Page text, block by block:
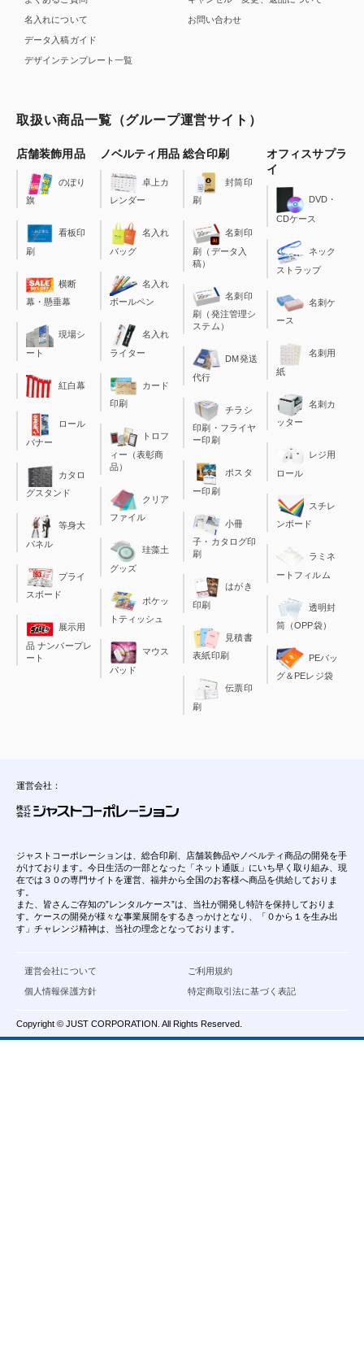
名入れについて
データ入稿ガイド
デザインテンプレート一覧
お問い合わせ
取扱い商品一覧（グループ運営サイト）
店舗装飾用品
のぼり
旗
看板印
刷
横断
幕・懸垂幕
現場シ
ート
紅白幕
ロール
バナー
カタロ
グスタンド
等身大
パネル
プライ
スボード
展示用
品 ナンバープレ
ート
ノベルティ用品
卓上カ
レンダー
名入れ
バッグ
名入れ
ボールペン
名入れ
ライター
カード
印刷
トロフ
ィー（表彰商
品）
クリア
ファイル
珪藻土
グッズ
ポケッ
トティッシュ
マウス
パッド
総合印刷
封筒印
刷
名刺印
刷（データ入
稿）
名刺印
刷（発注管理シ
ステム）
DM発送
代行
チラシ
印刷・フライヤ
ー印刷
ポスタ
ー印刷
小冊
子・カタログ印
刷
はがき
印刷
見積書
表紙印刷
伝票印
刷
オフィスサプラ
イ
DVD・
CDケース
ネック
ストラップ
名刺ケ
ース
名刺用
紙
名刺カ
ッター
レジ用
ロール
スチレ
ンボード
ラミネ
ートフィルム
透明封
筒（OPP袋）
PEバッ
グ＆PEレジ袋
運営会社：
ジャストコーポレーションは、総合印刷、店舗装飾品やノベルティ商品の開発を手
がけております。今日生活の一部となった「ネット通販」にいち早く取り組み、現
在では３０の専門サイトを運営、福井から全国のお客様へ商品を供給しておりま
す。
また、皆さんご存知の”レンタルケース”は、当社が開発し特許を保持しておりま
す。ケースの開発が様々な事業展開をするきっかけとなり、「０から１を生み出
す」チャレンジ精神は、当社の理念となっております。
運営会社について
個人情報保護方針
ご利用規約
特定商取引法に基づく表記
Copyright © JUST CORPORATION. All Rights Reserved.